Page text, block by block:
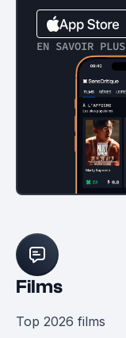
EN SAVOIR PLUS
Films
Top 2026 films